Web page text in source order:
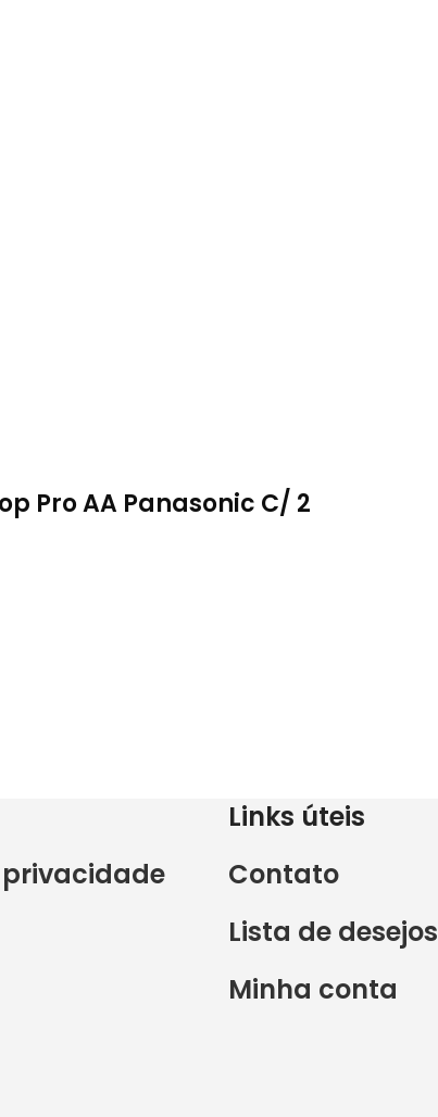
Pro AA Panasonic C/ 2
Links úteis
Contato
Lista de desejos
Minha conta